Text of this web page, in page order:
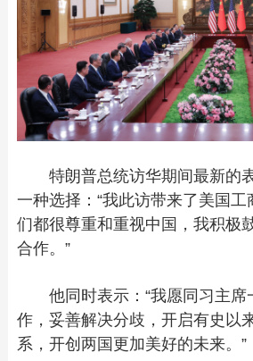
特朗普总统访华期间最新的
一种选择：“我此访带来了美国
们都很尊重和重视中国，我积极
合作。”
他同时表示：“我愿同习主席
作，妥善解决分歧，开启有史以
系，开创两国更加美好的未来。”